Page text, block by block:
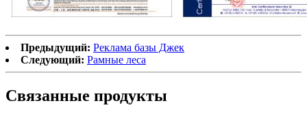
Предыдущий: Реклама базы Джек
Следующий: Рамные леса
Связанные продукты